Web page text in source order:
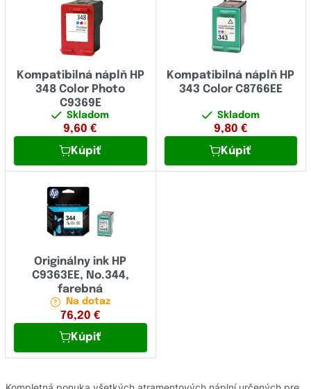
Kompatibilná náplň HP
348 Color Photo
C9369E
Skladom
9,60 €
Kúpiť
Kompatibilná náplň HP
343 Color C8766EE
Skladom
9,80 €
Kúpiť
Originálny ink HP
C9363EE, No.344,
farebná
Na dotaz
76,20 €
Kúpiť